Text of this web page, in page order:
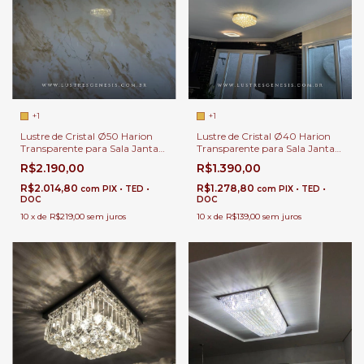
+1
Lustre de Cristal Ø50 Harion
Transparente para Sala Jantar |
Sala de Estar | Hall de Entrada |
Quartos
R$2.190,00
R$2.014,80 com PIX • TED •
DOC
10 x de R$219,00 sem juros
+1
Lustre de Cristal Ø40 Harion
Transparente para Sala Jantar |
Sala de Estar | Hall de Entrada |
Quartos
R$1.390,00
R$1.278,80 com PIX • TED •
DOC
10 x de R$139,00 sem juros